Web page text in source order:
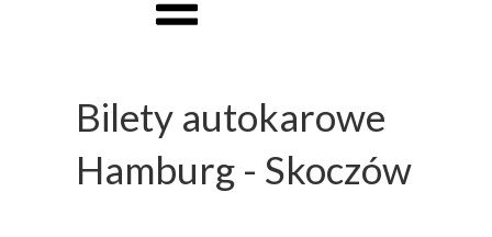
Bilety autokarowe
Hamburg - Skoczów